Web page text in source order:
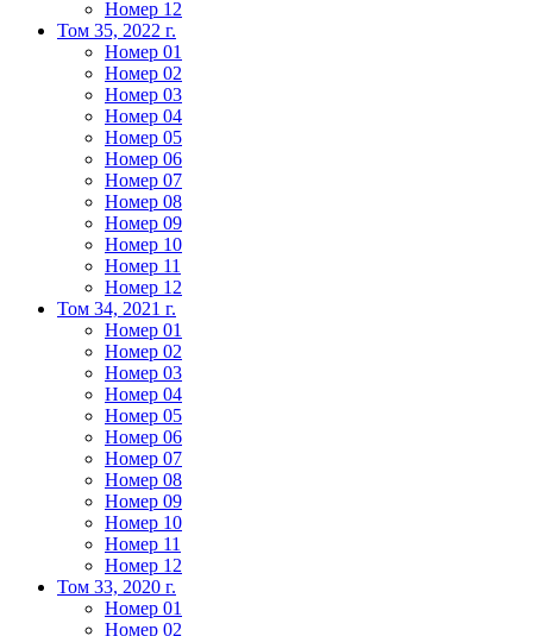
Номер 12
Том 35, 2022 г.
Номер 01
Номер 02
Номер 03
Номер 04
Номер 05
Номер 06
Номер 07
Номер 08
Номер 09
Номер 10
Номер 11
Номер 12
Том 34, 2021 г.
Номер 01
Номер 02
Номер 03
Номер 04
Номер 05
Номер 06
Номер 07
Номер 08
Номер 09
Номер 10
Номер 11
Номер 12
Том 33, 2020 г.
Номер 01
Номер 02